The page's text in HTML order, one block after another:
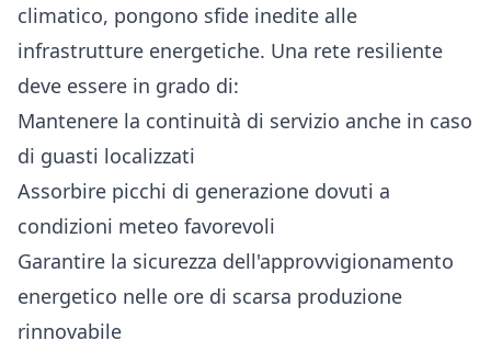
climatico, pongono sfide inedite alle
infrastrutture energetiche. Una rete resiliente
deve essere in grado di:
Mantenere la continuità di servizio anche in caso
di guasti localizzati
Assorbire picchi di generazione dovuti a
condizioni meteo favorevoli
Garantire la sicurezza dell'approvvigionamento
energetico nelle ore di scarsa produzione
rinnovabile